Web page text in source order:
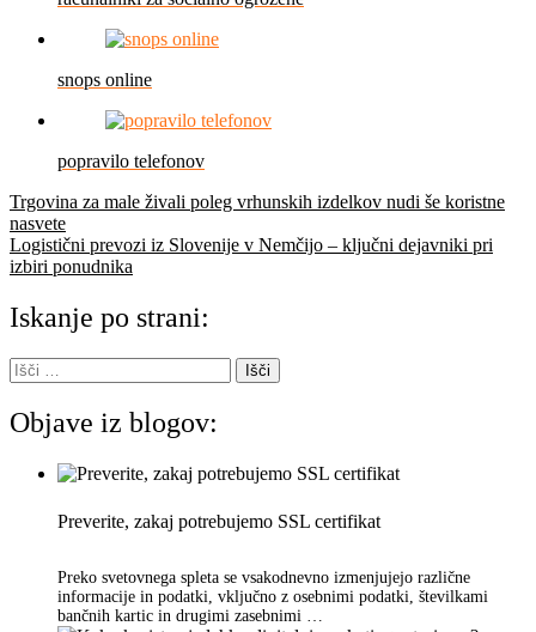
snops online
popravilo telefonov
Navigacija
prispevka
Trgovina za male živali poleg vrhunskih izdelkov nudi še koristne
nasvete
Logistični prevozi iz Slovenije v Nemčijo – ključni dejavniki pri
izbiri ponudnika
Iskanje po strani:
Išči:
Objave iz blogov:
Preverite, zakaj potrebujemo SSL certifikat
Preko svetovnega spleta se vsakodnevno izmenjujejo različne
informacije in podatki, vključno z osebnimi podatki, številkami
bančnih kartic in drugimi zasebnimi …